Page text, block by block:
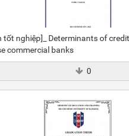
tốt nghiệp]_ Determinants of
commercial banks
0